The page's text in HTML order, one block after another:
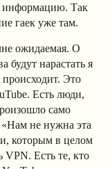
информацию. Так
гаек уже там.
ожидаемая. О
будут нарастать я
Это
Есть люди,
само
не нужна эта
которым в целом
VPN. Есть те, кто